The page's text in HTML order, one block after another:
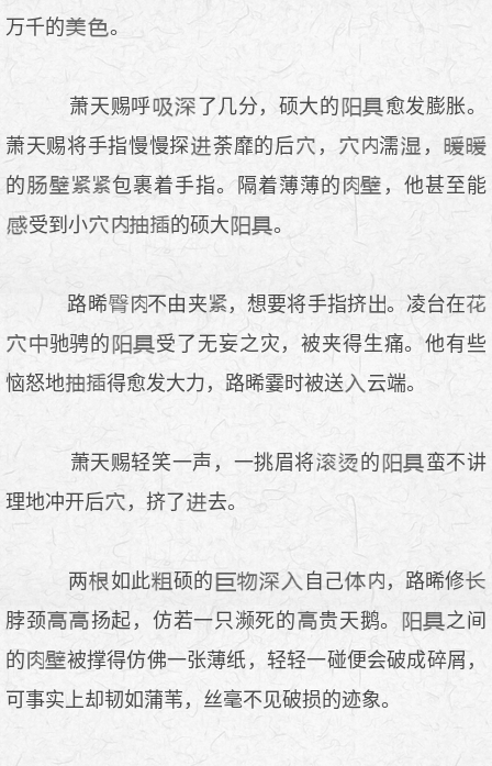
万千的
。
萧天赐呼 了几分，硕大的
愈发膨胀。
萧天赐将手指慢慢探
荼靡的后 ， 濡
，
的
包裹着手指。隔着薄薄的
，他甚至能
受到小
的硕大 。
路晞 不由夹 ，想要将手指挤
。凌台在
驰骋的
受了无妄之灾，被夹得生痛。他有些
恼怒地
得愈发大力，路晞霎时被送 云端。
萧天赐轻笑一声，一挑眉将 的
蛮不讲
理地冲开后
，挤了 去。
两 如此 硕的 自己
，路晞修
脖颈
扬起，仿若一只濒死的 贵天鹅。
之间
的
被撑得仿佛一张薄纸，轻轻一碰便会破成碎屑，
可事实上却韧如蒲苇，丝毫不见破损的迹象。